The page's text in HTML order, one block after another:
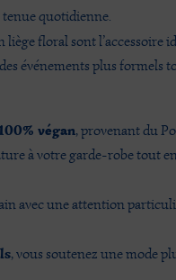
quotidienne.
liège floral sont
événements plus formels
végan, provenant du
à votre garde-robe tout
avec une attention
, vous soutenez une mode